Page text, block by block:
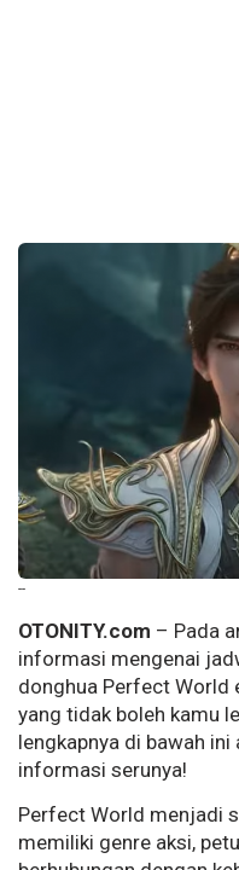
--
OTONITY.com – Pada
informasi mengenai
donghua Perfect World
yang tidak boleh kamu
lengkapnya di bawah
informasi serunya!
Perfect World menjadi
memiliki genre aksi,